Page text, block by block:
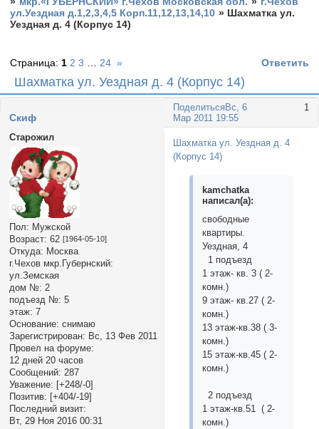
ул.Уездная д.1,2,3,4,5 Корп.11,12,13,14,10 » Шахматка ул.
Уездная д. 4 (Корпус 14)
Шахматка ул. Уездная д. 4 (Корпус 14)
Страница: 1 2 3 24 » Ответить
Поделиться 1
Вс, 6
Мар 2011 19:55
Cкиф
Старожил
Пол: Мужской
Возраст: 62 [1964-05-10]
Откуда: Москва
г.Чехов мкр.Губернский:
ул.Земская
дом №: 2
подъезд №: 5
этаж: 7
Основание: снимаю
Зарегистрирован: Вс, 13 Фев 2011
Провел на форуме:
12 дней 20 часов
Сообщений: 287
Уважение: [+248/-0]
Позитив: [+404/-19]
Последний визит:
Вт, 29 Ноя 2016 00:31
Шахматка ул. Уездная д. 4
(Корпус 14)
kamchatka
написал(а):
свободные
квартиры.
Уездная, 4
1 подъезд
1 этаж- кв. 3 ( 2-
комн.)
9 этаж- кв.27 ( 2-
комн.)
13 этаж-кв.38 ( 3-
комн.)
15 этаж-кв.45 ( 2-
комн.)
2 подъезд
1 этаж-кв.51 ( 2-
комн.)